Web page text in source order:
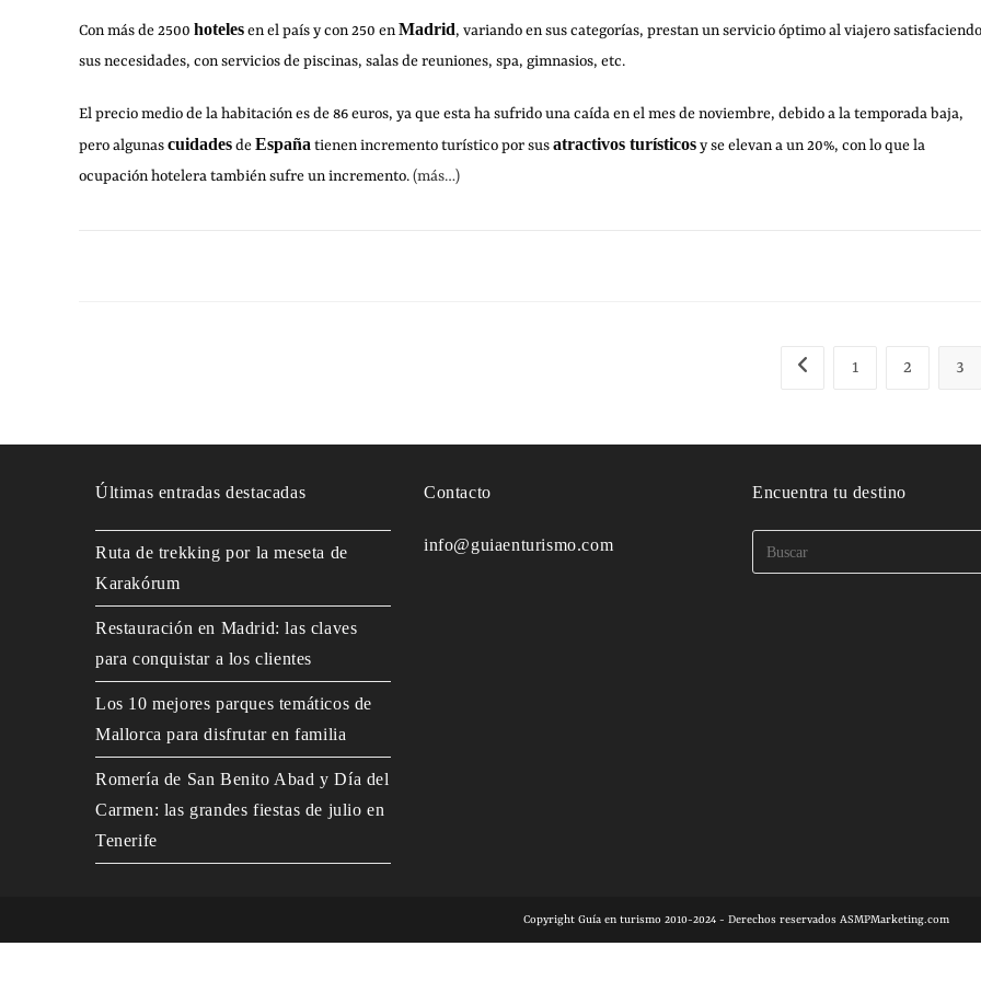
Con más de 2500 hotelesen el país y con 250 enMadrid, variando en sus categorías, prestan un servicio óptimo al viajero satisfaciendo
sus necesidades, con servicios de piscinas, salas de reuniones, spa, gimnasios, etc.
El precio medio de la habitación es de 86 euros, ya que esta ha sufrido una caída en el mes de noviembre, debido a la temporada baja,
pero algunascuidadesdeEspaña tienen incremento turístico por susatractivos turísticosy se elevan a un 20%, con lo que la
ocupación hotelera también sufre un incremento.(más…)
1 2 3
Últimas entradas destacadas
Ruta de trekking por la meseta de
Karakórum
Restauración en Madrid: las claves
para conquistar a los clientes
Los 10 mejores parques temáticos de
Mallorca para disfrutar en familia
Romería de San Benito Abad y Día del
Carmen: las grandes fiestas de julio en
Tenerife
Contacto
info@guiaenturismo.com
Encuentra tu destino
Copyright Guía en turismo 2010-2024 - Derechos reservados ASMPMarketing.com